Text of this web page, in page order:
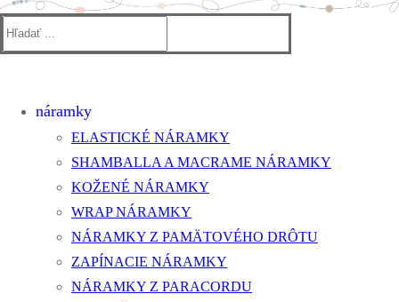
Hľadať:
náramky
ELASTICKÉ NÁRAMKY
SHAMBALLA A MACRAME NÁRAMKY
KOŽENÉ NÁRAMKY
WRAP NÁRAMKY
NÁRAMKY Z PAMÄTOVÉHO DRÔTU
ZAPÍNACIE NÁRAMKY
NÁRAMKY Z PARACORDU